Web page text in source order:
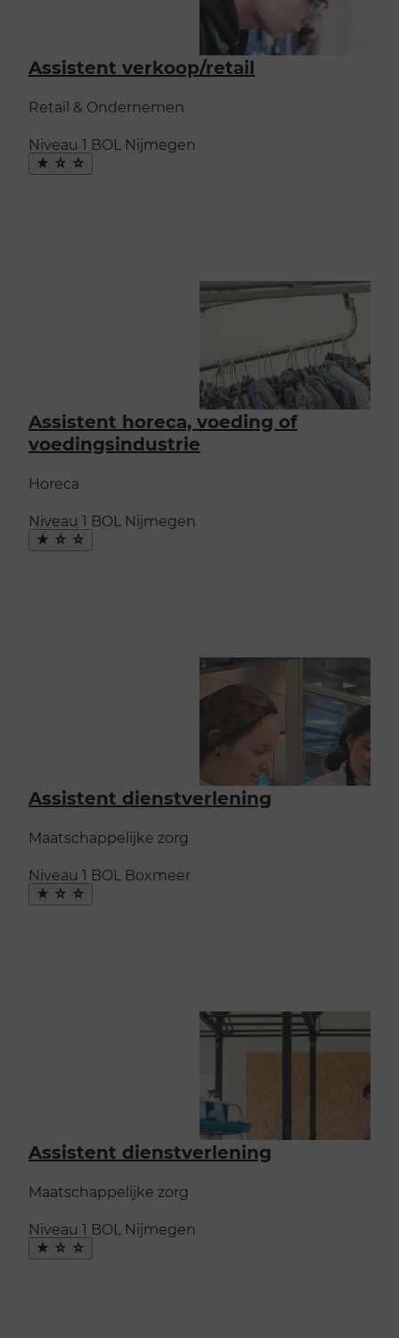
Assistent verkoop/​retail
Retail & Ondernemen
Niveau 1 BOL Nijmegen
Maak
favoriet
Assistent horeca, voeding of
voedingsindustrie
Horeca
Niveau 1 BOL Nijmegen
Maak
favoriet
Assistent dienstverlening
Maatschappelijke zorg
Niveau 1 BOL Boxmeer
Maak
favoriet
Assistent dienstverlening
Maatschappelijke zorg
Niveau 1 BOL Nijmegen
Maak
favoriet